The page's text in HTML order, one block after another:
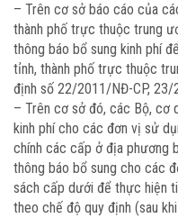
– Trên cơ sở báo cáo của
thành phố trực thuộc trung
thông báo bổ sung kinh phí
tỉnh, thành phố trực thuộc
định số 22/2011/NĐ-CP, 23/
– Trên cơ sở đó, các Bộ, cơ
kinh phí cho các đơn vị sử
chính các cấp ở địa phương
thông báo bổ sung cho các
sách cấp dưới để thực hiện
theo chế độ quy định (sau